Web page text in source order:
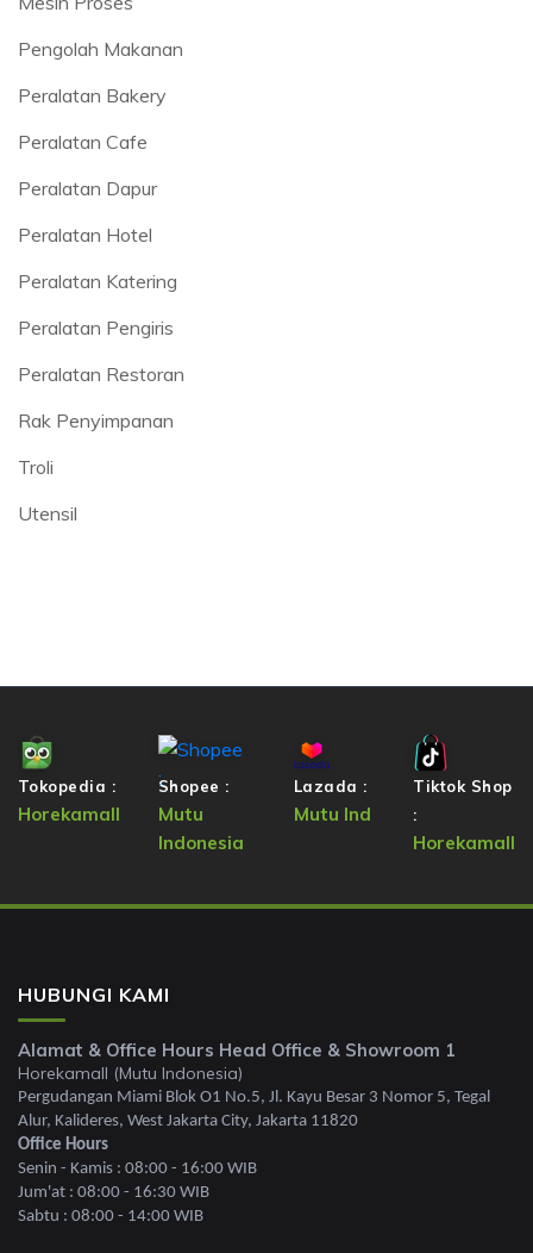
Pengolah Makanan
Peralatan Bakery
Peralatan Cafe
Peralatan Dapur
Peralatan Hotel
Peralatan Katering
Peralatan Pengiris
Peralatan Restoran
Rak Penyimpanan
Troli
Utensil
Tokopedia :
Horekamall
Shopee :
Mutu
Indonesia
Lazada :
Mutu Ind
Tiktok Shop
:
Horekamall
HUBUNGI KAMI
Alamat & Office Hours Head Office & Showroom 1
Horekamall (Mutu Indonesia)
Pergudangan Miami Blok O1 No.5, Jl. Kayu Besar 3 Nomor 5, Tegal
Alur, Kalideres, West Jakarta City, Jakarta 11820
Office Hours
Senin - Kamis : 08:00 - 16:00 WIB
Jum'at : 08:00 - 16:30 WIB
Sabtu : 08:00 - 14:00 WIB